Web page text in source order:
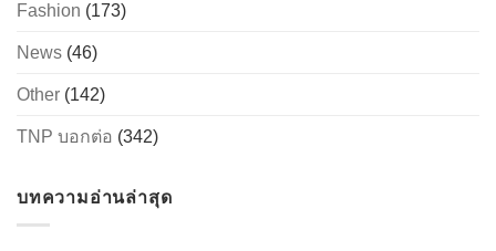
Fashion (173)
News (46)
Other (142)
TNP บอกต่อ (342)
บทความอ่านล่าสุด